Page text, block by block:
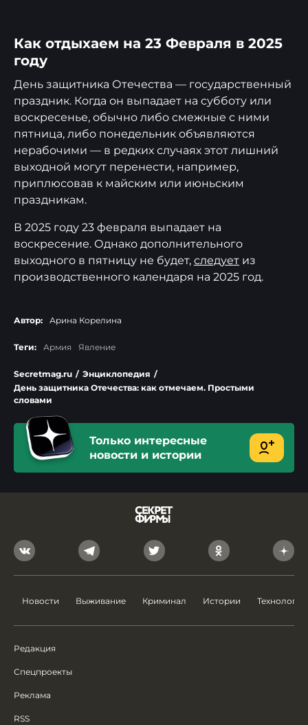
Как отдыхаем на 23 Февраля в 2025
году
День защитника Отечества — государственный
праздник. Когда он выпадает на субботу или
воскресенье, обычно либо смежные с ними
пятница, либо понедельник объявляются
нерабочими — в редких случаях этот лишний
выходной могут перенести, например,
приплюсовав к майским или июньским
праздникам.
В 2025 году 23 февраля выпадает на
воскресение. Однако дополнительного
выходного в пятницу не будет, следует из
производственного календаря на 2025 год.
Автор: Арина Корелина
Теги: Армия Явление
Secretmag.ru / Энциклопедия /
День защитника Отечества: как отмечаем. Простыми
словами
Только интересные
новости и истории
Новости Выживание Криминал Истории Технологии
Редакция
Спецпроекты
Реклама
RSS